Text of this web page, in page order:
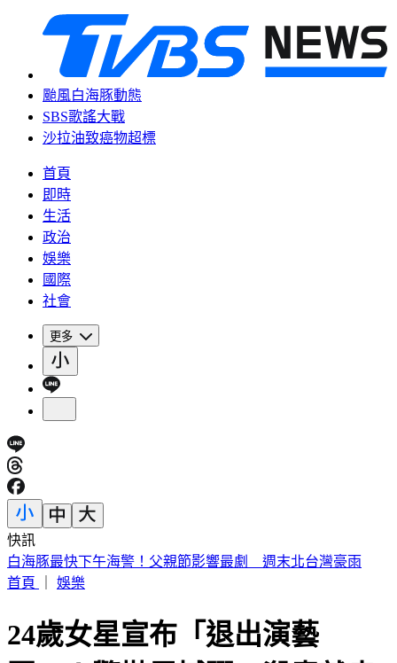
颱風白海豚動態
SBS歌謠大戰
沙拉油致癌物超標
首頁
即時
生活
政治
娛樂
國際
社會
更多
快訊
國5深夜火燒車！小客車「秒變火球」 車上3人驚逃
首頁
娛樂
24歲女星宣布「退出演藝